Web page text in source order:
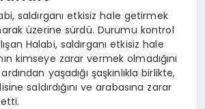
saldırganı etkisiz hale getirmek
üzerine sürdü. Durumu kontrol
Halabi, saldırganı etkisiz hale
kimseye zarar vermek olmadığını
yaşadığı şaşkınlıkla birlikte,
saldırdığını ve arabasına zarar